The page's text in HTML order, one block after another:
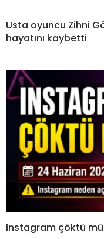
Usta oyuncu Zihni
hayatını kaybetti
Instagram çöktü